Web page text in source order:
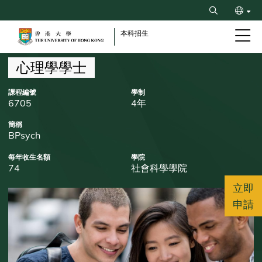
to
content
Search
简
本科招生
Breadcrumb
心理學學士
課程編號
6705
學制
4年
簡稱
BPsych
每年收生名額
74
學院
社會科學學院
立即
申請